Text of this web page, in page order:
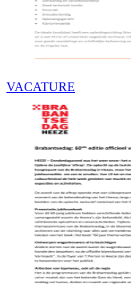
VACATURE